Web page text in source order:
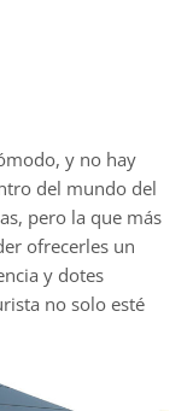
y no hay
del mundo del
pero la que más
ofrecerles un
y dotes
no solo esté